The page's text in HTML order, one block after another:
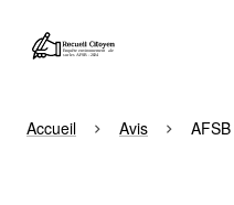
Accueil Avis AFSB